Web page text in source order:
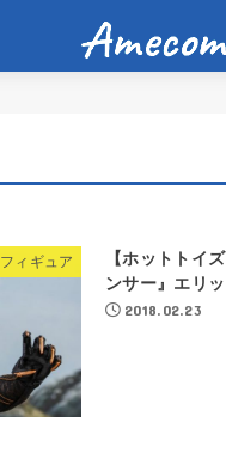
フィギュア
【ホットトイ
ンサー』エリ
2018.02.23